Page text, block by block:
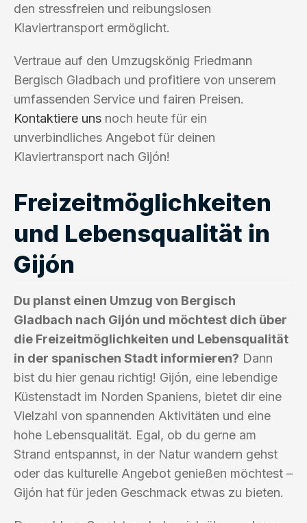
den stressfreien und reibungslosen
Klaviertransport ermöglicht.
Vertraue auf den Umzugskönig Friedmann
Bergisch Gladbach und profitiere von unserem
umfassenden Service und fairen Preisen.
Kontaktiere uns noch heute für ein
unverbindliches Angebot für deinen
Klaviertransport nach Gijón!
Freizeitmöglichkeiten
und Lebensqualität in
Gijón
Du planst einen Umzug von Bergisch
Gladbach nach Gijón und möchtest dich über
die Freizeitmöglichkeiten und Lebensqualität
in der spanischen Stadt informieren? Dann
bist du hier genau richtig! Gijón, eine lebendige
Küstenstadt im Norden Spaniens, bietet dir eine
Vielzahl von spannenden Aktivitäten und eine
hohe Lebensqualität. Egal, ob du gerne am
Strand entspannst, in der Natur wandern gehst
oder das kulturelle Angebot genießen möchtest –
Gijón hat für jeden Geschmack etwas zu bieten.